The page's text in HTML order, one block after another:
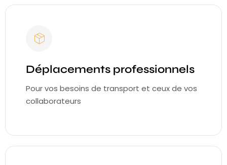
Déplacements professionnels
Pour vos besoins de transport et ceux de vos
collaborateurs